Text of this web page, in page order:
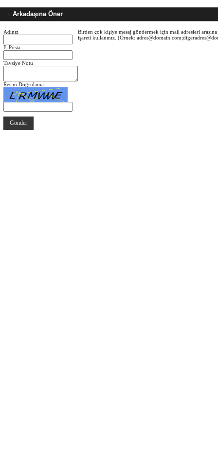
Arkadaşına Öner
Adınız
E-Posta
Tavsiye Notu
Resim Doğrulama
Birden çok kişiye mesaj göndermek için mail adresleri
işareti kullanınız. (Örnek: